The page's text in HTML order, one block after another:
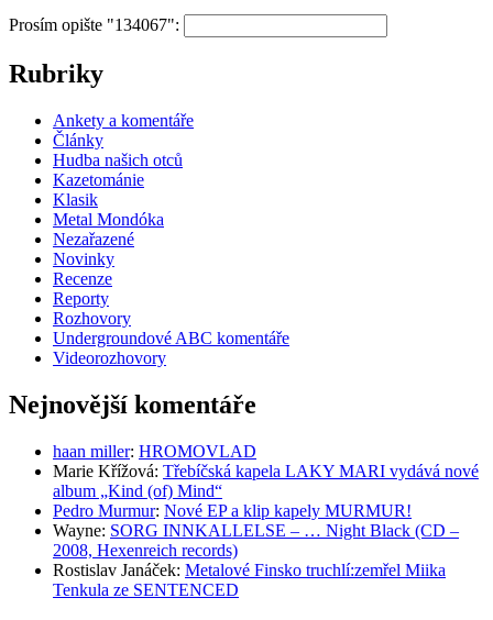
Prosím opište "134067":
Rubriky
Ankety a komentáře
Články
Hudba našich otců
Kazetománie
Klasik
Metal Mondóka
Nezařazené
Novinky
Recenze
Reporty
Rozhovory
Undergroundové ABC komentáře
Videorozhovory
Nejnovější komentáře
haan miller: HROMOVLAD
Marie Křížová: Třebíčská kapela LAKY MARI vydává nové
album „Kind (of) Mind“
Pedro Murmur: Nové EP a klip kapely MURMUR!
Wayne: SORG INNKALLELSE – … Night Black (CD –
2008, Hexenreich records)
Rostislav Janáček: Metalové Finsko truchlí:zemřel Miika
Tenkula ze SENTENCED